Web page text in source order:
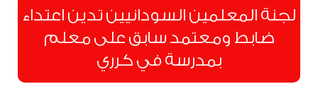
لجنة المعلمين السودانيين تدين اعتداء
ضابط ومعتمد سابق على معلم
بمدرسة في كرري